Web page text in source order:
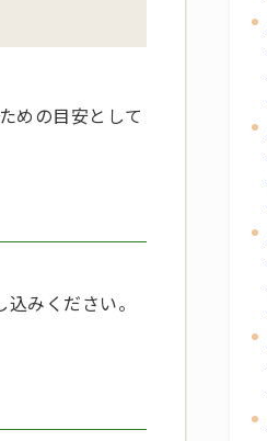
めの目安として
みください。